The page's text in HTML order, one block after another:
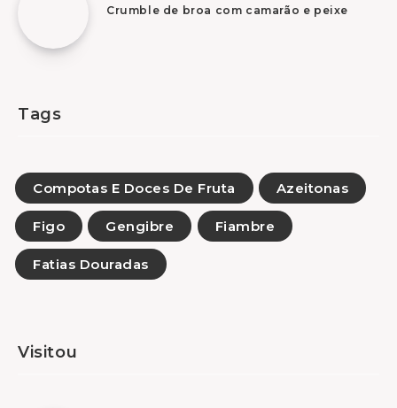
Crumble de broa com camarão e peixe
Tags
Compotas E Doces De Fruta Azeitonas
Figo Gengibre Fiambre
Fatias Douradas
Visitou